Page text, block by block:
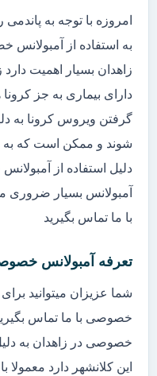
امروزه با توجه به پاندمی
به استفاده از
زاهدان بسیار اهمیت
دارای بیماری به جز
گرفتن ویروس کرونا به
شوند و ممکن است که به
دلیل استفاده از
آمبولانس بسیار ضروری
با ما تماس بگیرید
تعرفه آمبولانس
شما عزیزان میتوانید
خصوصی با ما تماس
خصوصی در زاهدان به
این کلانشهر دارد معمولا